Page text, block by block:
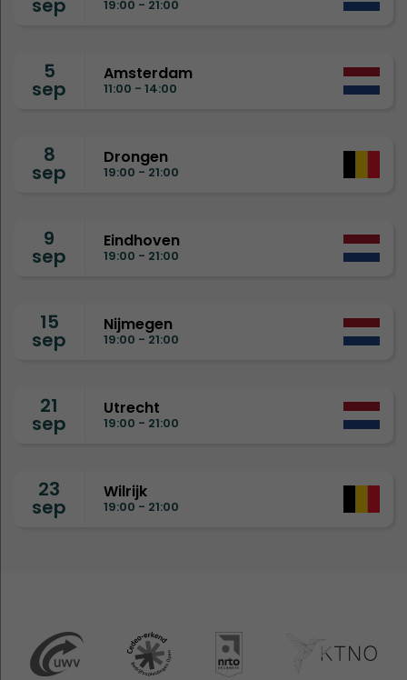
19:00 - 21:00
5
sep
Amsterdam
11:00 - 14:00
8
sep
Drongen
19:00 - 21:00
9
sep
Eindhoven
19:00 - 21:00
15
sep
Nijmegen
19:00 - 21:00
21
sep
Utrecht
19:00 - 21:00
23
sep
Wilrijk
19:00 - 21:00